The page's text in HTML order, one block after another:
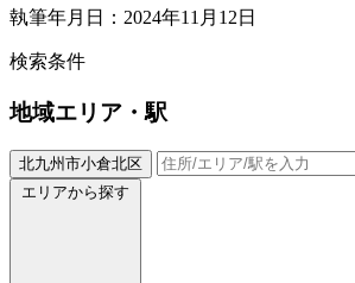
執筆年月日：2024年11月12日
検索条件
地域エリア・駅
北九州市小倉北区
エリアから探す